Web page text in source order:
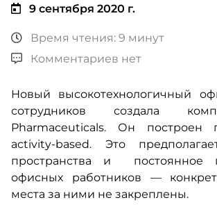
9 сентября 2020 г.
Время чтения: 9 минут
Комментариев нет
Новый высокотехнологичный
сотрудников создала
Pharmaceuticals. Он построен
activity-based. Это
пространства и постоянное
офисных работников —
места за ними не закреплены.